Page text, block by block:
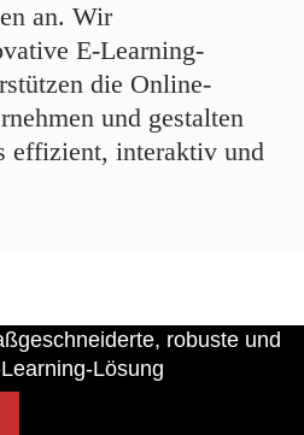
an. Wir
E-Learning-
die Online-
und gestalten
effizient, interaktiv und
robuste und
Lösung